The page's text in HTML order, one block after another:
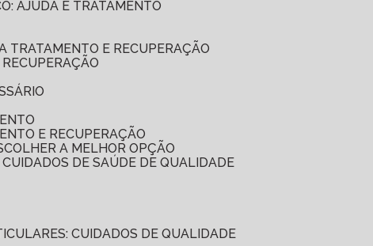
AJUDA E TRATAMENTO
TRATAMENTO E RECUPERAÇÃO
E RECUPERAÇÃO
A MELHOR OPÇÃO
CUIDADOS DE SAÚDE DE QUALIDADE
CUIDADOS DE QUALIDADE